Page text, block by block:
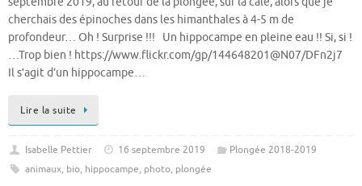
cherchais des épinoches dans les himanthales à 4-5 m de
profondeur… Oh ! Surprise !!! Un hippocampe en pleine eau !! Si, si !
…Trop bien ! https://www.flickr.com/gp/144648201@N07/DFn2j7
Il s’agit d’un hippocampe…
Lire la suite
Isabelle Pettier 16 septembre 2019
Plongée 2018-2019
animaux, bio, hippocampe, photo, plongée